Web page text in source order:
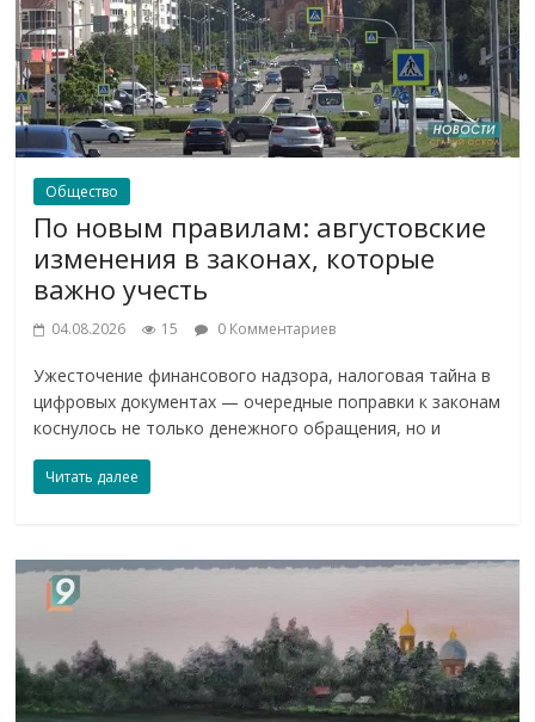
Общество
По новым правилам: августовские
изменения в законах, которые
важно учесть
04.08.2026 15 0 Комментариев
Ужесточение финансового надзора, налоговая тайна в
цифровых документах — очередные поправки к законам
коснулось не только денежного обращения, но и
Читать далее